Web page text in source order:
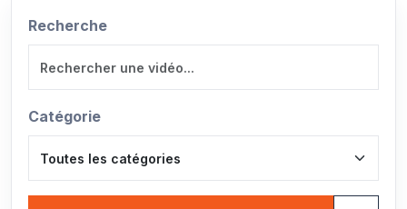
Recherche
Catégorie